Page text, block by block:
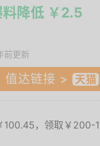
料降低 ￥2.5
前更新
值达链接 >
100.45，领取￥